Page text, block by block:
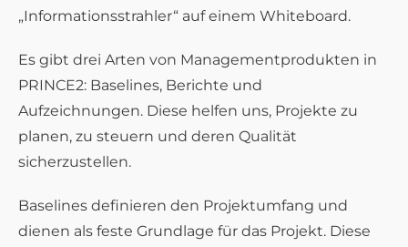
„Informationsstrahler“ auf einem Whiteboard.
Es gibt drei Arten von Managementprodukten in
PRINCE2: Baselines, Berichte und
Aufzeichnungen. Diese helfen uns, Projekte zu
planen, zu steuern und deren Qualität
sicherzustellen.
Baselines definieren den Projektumfang und
dienen als feste Grundlage für das Projekt. Diese